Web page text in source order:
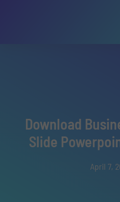
Download
Slide
April 7,